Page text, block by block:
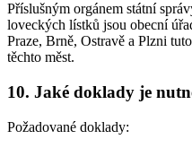
Příslušným orgánem státní
loveckých lístků jsou obecní
Praze, Brně, Ostravě a Plzni
těchto měst.
10. Jaké doklady je
Požadované doklady: